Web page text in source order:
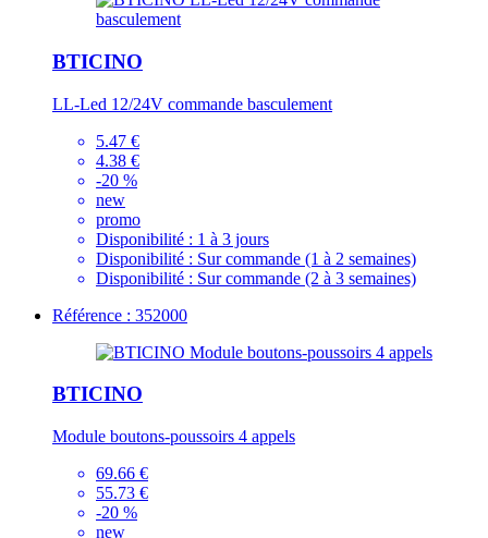
BTICINO
LL-Led 12/24V commande basculement
5.47 €
4.38 €
-20 %
new
promo
Disponibilité : 1 à 3 jours
Disponibilité : Sur commande (1 à 2 semaines)
Disponibilité : Sur commande (2 à 3 semaines)
Référence : 352000
BTICINO
Module boutons-poussoirs 4 appels
69.66 €
55.73 €
-20 %
new